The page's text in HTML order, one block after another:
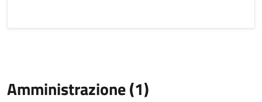
Amministrazione (1)